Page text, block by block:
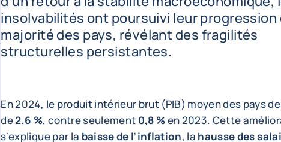
insolvabilités ont poursuivi leur progression
majorité des pays, révélant des fragilités
structurelles persistantes.
En 2024, le produit intérieur brut (PIB) moyen des pays de
de2,6 %, contre seulement 0,8 %en 2023. Cette
s’explique par la baisse de l’inflation, la hausse des